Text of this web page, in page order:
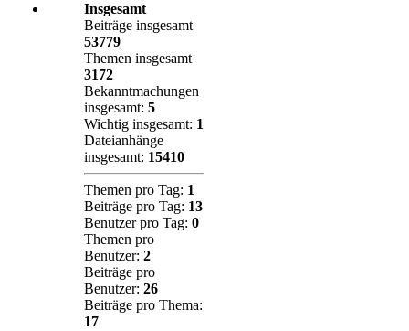
Insgesamt
Beiträge insgesamt
53779
Themen insgesamt
3172
Bekanntmachungen
insgesamt:5
Wichtig insgesamt: 1
Dateianhänge
insgesamt: 15410
Themen pro Tag: 1
Beiträge pro Tag: 13
Benutzer pro Tag:0
Themen pro
Benutzer:2
Beiträge pro
Benutzer:26
Beiträge pro Thema:
17